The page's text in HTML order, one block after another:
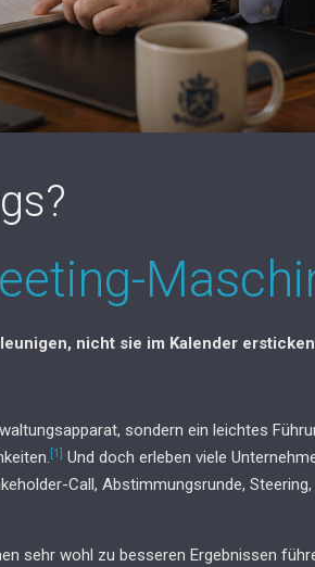
nicht sie im Kalender
sondern ein leichtes
[1] Und doch erleben viele
Call, Abstimmungsrunde,
sehr wohl zu besseren Ergebnissen